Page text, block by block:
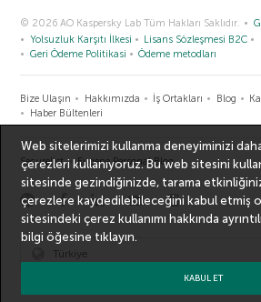
© 2026 AO Kaspersky Lab Tüm Hakları Saklıdır.
Yolsuzluk Karşıtı İlkesi
Lisans Sözleşmesi B2C
Geri Ödeme Politikasi
Ödeme metodları
Bize Ulaşın Hakkımızda İş Ortakları Blog
Haber Bültenleri
Securelist Eugene Personal Blog
Türkiye
Web sitelerimizi kullanma deneyiminizi
çerezleri kullanıyoruz. Bu web sitesini
sitesinde gezindiğinizde, tarama
çerezlere kaydedilebileceğini kabul etmiş
sitesindeki çerez kullanımı hakkında
bilgi öğesine tıklayın.
KABUL ET